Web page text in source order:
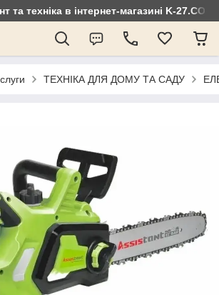
та техніка в інтернет-магазині K-
ТЕХНІКА ДЛЯ ДОМУ ТА САДУ